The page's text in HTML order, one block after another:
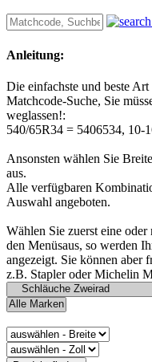
Anleitung:
Die einfachste und beste
Matchcode-Suche, Sie
weglassen!:
540/65R34 = 5406534, 10-
Ansonsten wählen Sie
aus.
Alle verfügbaren
Auswahl angeboten.
Wählen Sie zuerst eine
den Menüsaus, so werden
angezeigt. Sie können aber
z.B. Stapler oder Michelin